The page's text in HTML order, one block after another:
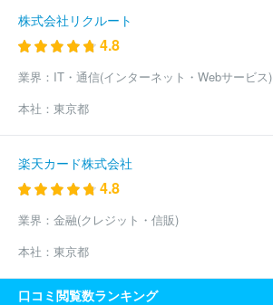
株式会社リクルート
4.8
業界： IT・通信(インターネット・Webサービス)
本社： 東京都
楽天カード株式会社
4.8
業界： 金融(クレジット・信販)
本社： 東京都
口コミ閲覧数ランキング